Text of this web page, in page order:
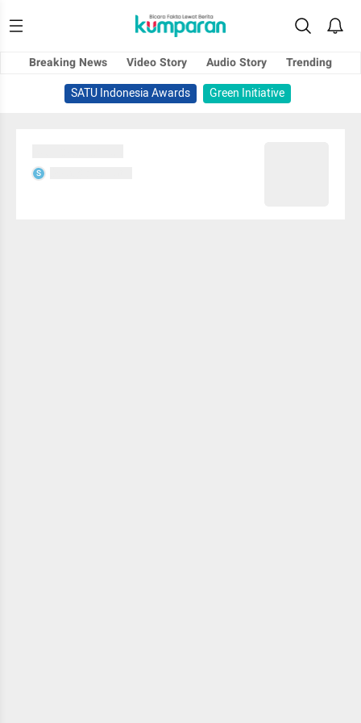
Breaking News Video Story Audio Story
Trending
SATU Indonesia Awards
Green Initiative
S